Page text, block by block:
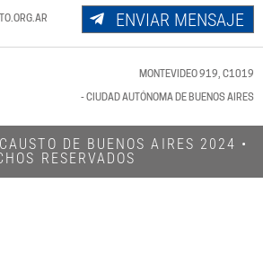
ENVIAR MENSAJE
MONTEVIDEO 919, C1019
- CIUDAD AUTÓNOMA DE BUENOS AIRES
DE BUENOS AIRES 2024​ •
RESERVADOS